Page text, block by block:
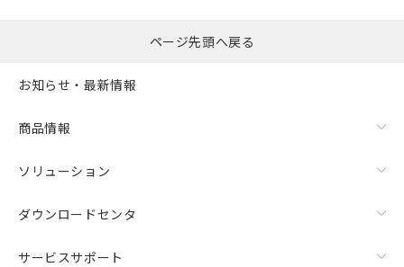
ページ先頭へ戻る
お知らせ・最新情報
商品情報
ソリューション
ダウンロードセンタ
サービスサポート